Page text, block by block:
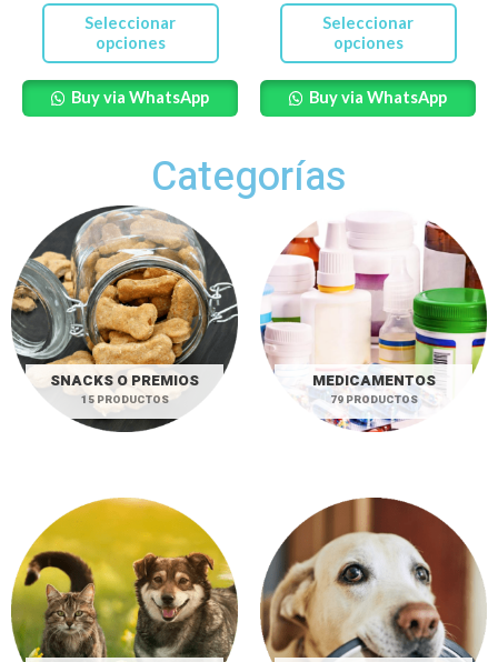
Seleccionar
opciones
la
página
producto
Buy via WhatsApp
Seleccionar
opciones
la
página
producto
Buy via WhatsApp
Categorías
SNACKS O PREMIOS
15 PRODUCTOS
MEDICAMENTOS
79 PRODUCTOS